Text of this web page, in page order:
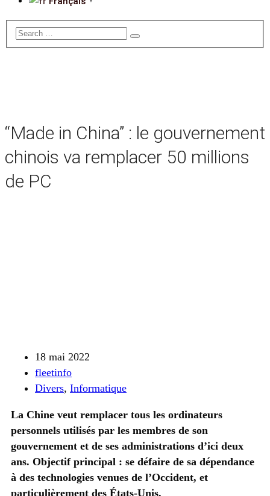
“Made in China” : le gouvernement
chinois va remplacer 50 millions
de PC
18 mai 2022
fleetinfo
Divers, Informatique
La Chine veut remplacer tous les ordinateurs
personnels utilisés par les membres de son
gouvernement et de ses administrations d’ici deux
ans. Objectif principal : se défaire de sa dépendance
à des technologies venues de l’Occident, et
particulièrement des États-Unis.